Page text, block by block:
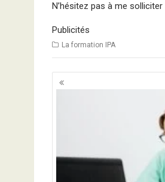
N’hésitez pas à me solliciter
Publicités
La formation IPA
Navigation
des